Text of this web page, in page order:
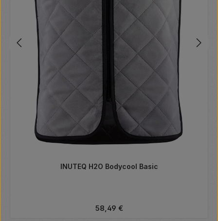
INUTEQ H2O Bodycool Basic
Regulärer Preis:
58,49 €